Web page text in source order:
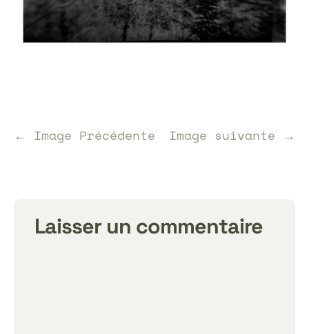
← Image Précédente Image suivante →
Laisser un commentaire